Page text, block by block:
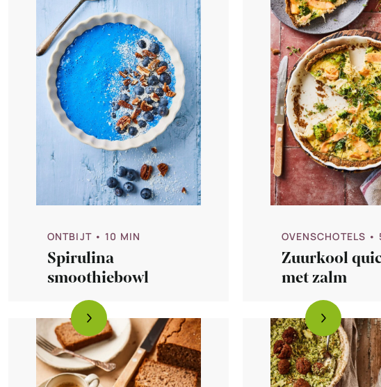
ONTBIJT • 10 MIN
Spirulina
smoothiebowl
OVENSCHOTELS •
Zuurkool
met zalm